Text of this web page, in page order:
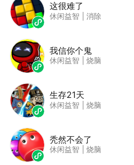
这很难了
休闲益智 消除
我信你个鬼
休闲益智 烧脑
生存21天
休闲益智 烧脑
秃然不会了
休闲益智 烧脑